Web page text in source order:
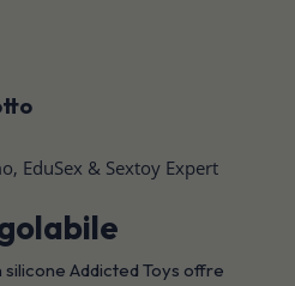
EduSex & Sextoy Expert
silicone Addicted Toys offre